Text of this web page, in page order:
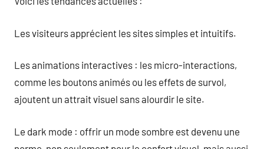
Les visiteurs apprécient les sites simples et intuitifs.
Les animations interactives : les micro-interactions,
comme les boutons animés ou les effets de survol,
ajoutent un attrait visuel sans alourdir le site.
Le dark mode : offrir un mode sombre est devenu une